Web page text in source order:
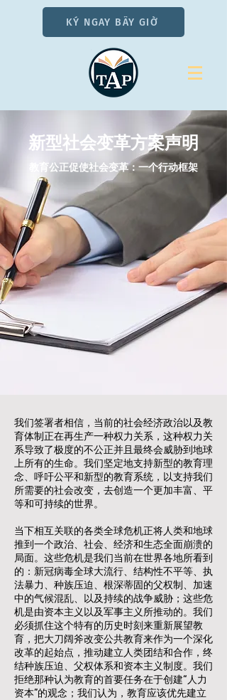
KÝ NGAY BÂY GIỜ
新型社会变革方案声明
教育公正促使社会变革：一个行动框架
我们签署者相信，当前的社会经济政治以及教
育体制正在再生产一种权力关系，这种权力关
系导致了极度的不公正并且最终会威胁到地球
上所有的生命。我们坚定地支持新型的教育理
念、呼吁公平和新型的教育系统，以支持我们
所需要的社会改变，去创造一个更加丰富、平
等和可持续的世界。
当下相互关联的各类全球危机正将人类和地球
推到一个政治、社会、经济和生态全面崩溃的
局面。这些危机是我们当前在世界各地所看到
的：新冠病毒全球大流行、结构性不平等、执
法暴力、种族压迫、根深蒂固的父权制、加速
中的气候混乱、以及持续的战争威胁；这些危
机是由资本主义以及军事主义所推动的。我们
必须抓住这个特有的历史时刻来重新展望教
育，把大刀阔斧改变公共教育来作为一个深化
改革的起始点，推动建立人类团结和合作，终
结种族压迫、父权体系和资本主义制度。我们
拒绝那种认为教育的首要任务在于创建“人力
资本”的观念；我们认为，教育应该优先建立